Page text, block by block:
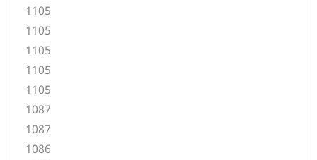
1105
1105
1105
1105
1105
1087
1087
1086